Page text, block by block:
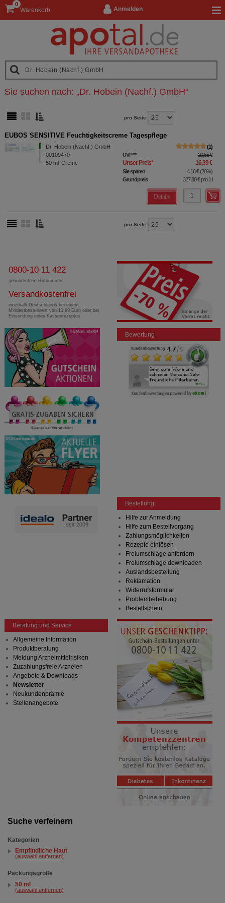
Anmelden
Warenkorb
0
Suche verfeinern
Kategorien
Empfindliche Haut
(auswahl entfernen)
Packungsgröße
50 ml
(auswahl entfernen)
Sie suchen nach: „Dr. Hobein (Nachf.) GmbH“
pro Seite
EUBOS SENSITIVE Feuchtigkeitscreme Tagespflege
Dr. Hobein (Nachf.) GmbH
00109470
50 ml Creme
1
UVP** 20,55 €
Unser Preis* 16,39 €
Sie sparen 4,16 €(20%)
Grundpreis
327,80 €pro 1 l
Details
pro Seite
0800-10 11 422
gebührenfreie Rufnummer
Versandkostenfrei
innerhalb Deutschlands bei einem
Mindestbestellwert von 13,99 Euro oder bei
Einsendung eines Kassenrezeptes
Bewertung
Bestellung
Hilfe zur Anmeldung
Hilfe zum Bestellvorgang
Zahlungsmöglichkeiten
Rezepte einlösen
Freiumschläge anfordern
Freiumschläge downloaden
Auslandsbestellung
Reklamation
Widerrufsformular
Problembehebung
Bestellschein
Beratung und Service
Allgemeine Information
Produktberatung
Meldung Arzneimittelrisiken
Zuzahlungsfreie Arzneien
Angebote & Downloads
Newsletter
Neukundenprämie
Stellenangebote